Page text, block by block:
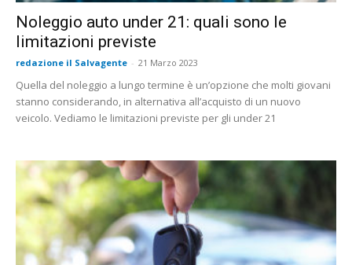
Noleggio auto under 21: quali sono le
limitazioni previste
redazione il Salvagente - 21 Marzo 2023
Quella del noleggio a lungo termine è un’opzione che molti giovani
stanno considerando, in alternativa all’acquisto di un nuovo
veicolo. Vediamo le limitazioni previste per gli under 21